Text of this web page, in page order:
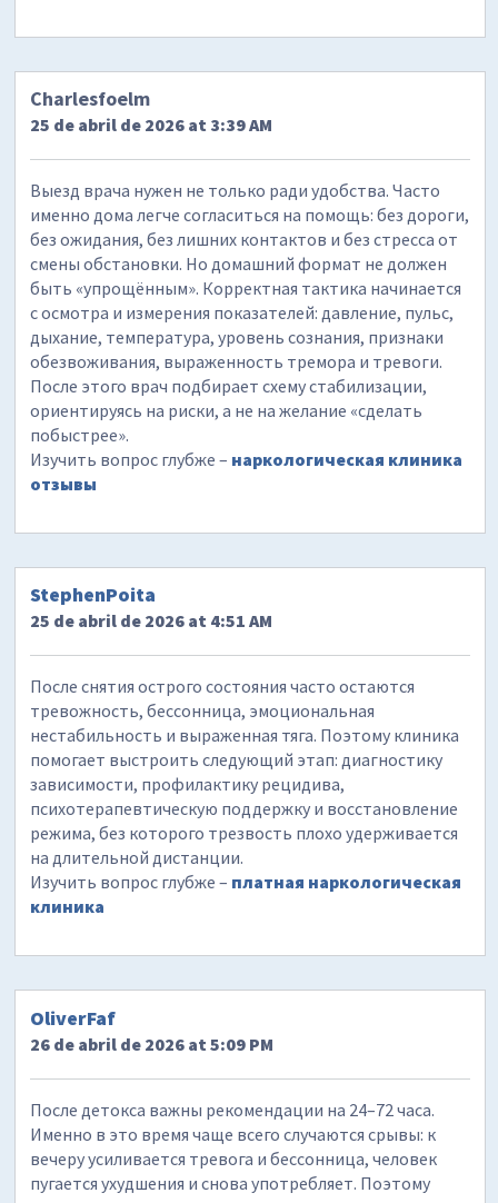
Charlesfoelm
25 de abril de 2026 at 3:39 AM
Выезд врача нужен не только ради удобства. Часто
именно дома легче согласиться на помощь: без дороги,
без ожидания, без лишних контактов и без стресса от
смены обстановки. Но домашний формат не должен
быть «упрощённым». Корректная тактика начинается
с осмотра и измерения показателей: давление, пульс,
дыхание, температура, уровень сознания, признаки
обезвоживания, выраженность тремора и тревоги.
После этого врач подбирает схему стабилизации,
ориентируясь на риски, а не на желание «сделать
побыстрее».
Изучить вопрос глубже – наркологическая клиника
отзывы
StephenPoita
25 de abril de 2026 at 4:51 AM
После снятия острого состояния часто остаются
тревожность, бессонница, эмоциональная
нестабильность и выраженная тяга. Поэтому клиника
помогает выстроить следующий этап: диагностику
зависимости, профилактику рецидива,
психотерапевтическую поддержку и восстановление
режима, без которого трезвость плохо удерживается
на длительной дистанции.
Изучить вопрос глубже – платная наркологическая
клиника
OliverFaf
26 de abril de 2026 at 5:09 PM
После детокса важны рекомендации на 24–72 часа.
Именно в это время чаще всего случаются срывы: к
вечеру усиливается тревога и бессонница, человек
пугается ухудшения и снова употребляет. Поэтому